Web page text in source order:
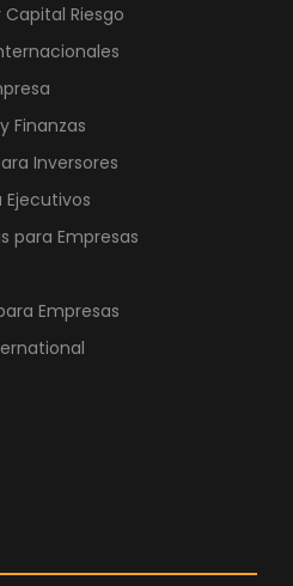
Riesgo
Finanzas
Inversores
Ejecutivos
para Empresas
Empresas